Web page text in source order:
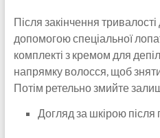
Після закінчення тривалості
допомогою спеціальної
комплекті з кремом для
напрямку волосся, щоб
Потім ретельно змийте
Догляд за шкірою після